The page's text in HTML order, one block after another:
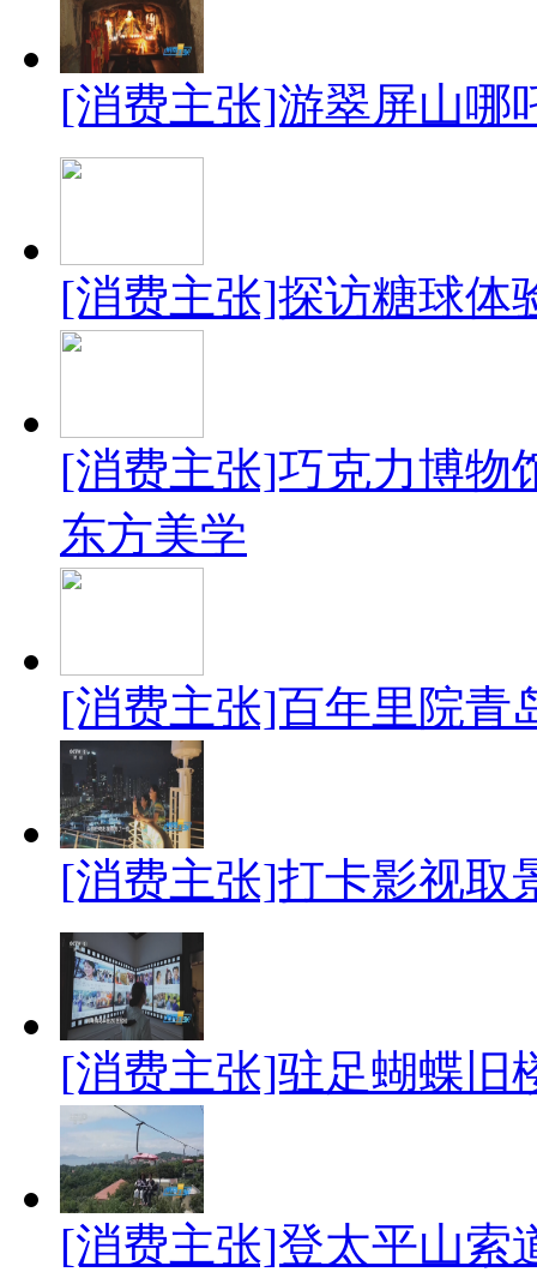
[消费主张]游翠屏山哪
[消费主张]探访糖球体
[消费主张]巧克力博物
东方美学
[消费主张]百年里院青
[消费主张]打卡影视取
[消费主张]驻足蝴蝶旧
[消费主张]登太平山索